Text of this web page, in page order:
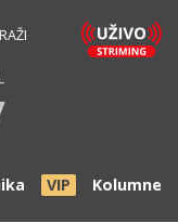
VIP Kolumne